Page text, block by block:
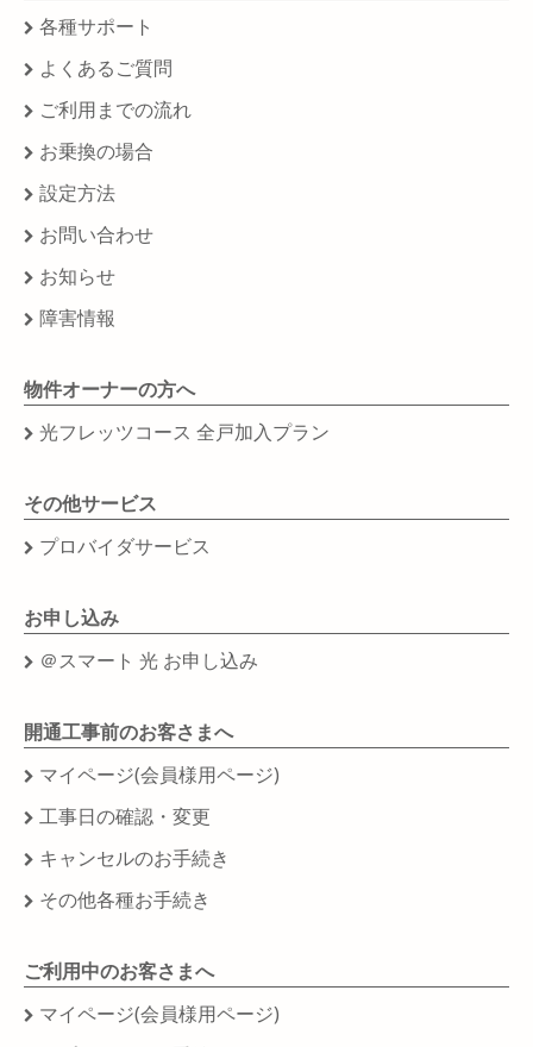
各種サポート
よくあるご質問
ご利用までの流れ
お乗換の場合
設定方法
お問い合わせ
お知らせ
障害情報
物件オーナーの方へ
光フレッツコース 全戸加入プラン
その他サービス
プロバイダサービス
お申し込み
＠スマート 光 お申し込み
開通工事前のお客さまへ
マイページ(会員様用ページ)
工事日の確認・変更
キャンセルのお手続き
その他各種お手続き
ご利用中のお客さまへ
マイページ(会員様用ページ)